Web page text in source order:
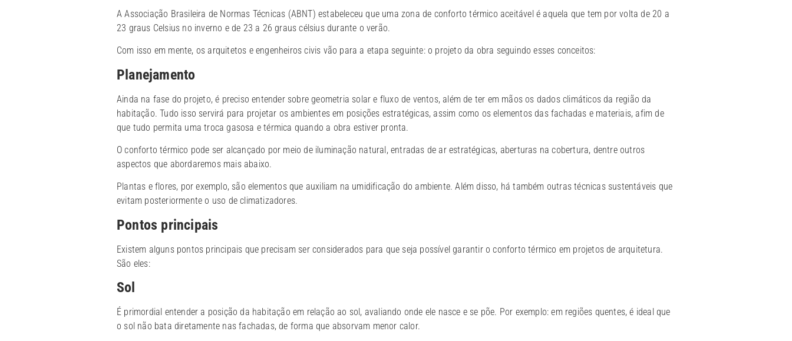
A Associação Brasileira de Normas Técnicas (ABNT) estabeleceu que uma zona de conforto térmico aceitável é aquela que tem por volta de 20 a
23 graus Celsius no inverno e de 23 a 26 graus célsius durante o verão.
Com isso em mente, os arquitetos e engenheiros civis vão para a etapa seguinte: o projeto da obra seguindo esses conceitos:
Planejamento
Ainda na fase do projeto, é preciso entender sobre geometria solar e fluxo de ventos, além de ter em mãos os dados climáticos da região da
habitação. Tudo isso servirá para projetar os ambientes em posições estratégicas, assim como os elementos das fachadas e materiais, afim de
que tudo permita uma troca gasosa e térmica quando a obra estiver pronta.
O conforto térmico pode ser alcançado por meio de iluminação natural, entradas de ar estratégicas, aberturas na cobertura, dentre outros
aspectos que abordaremos mais abaixo.
Plantas e flores, por exemplo, são elementos que auxiliam na umidificação do ambiente. Além disso, há também outras técnicas sustentáveis que
evitam posteriormente o uso de climatizadores.
Pontos principais
Existem alguns pontos principais que precisam ser considerados para que seja possível garantir o conforto térmico em projetos de arquitetura.
São eles:
Sol
É primordial entender a posição da habitação em relação ao sol, avaliando onde ele nasce e se põe. Por exemplo: em regiões quentes, é ideal que
o sol não bata diretamente nas fachadas, de forma que absorvam menor calor.